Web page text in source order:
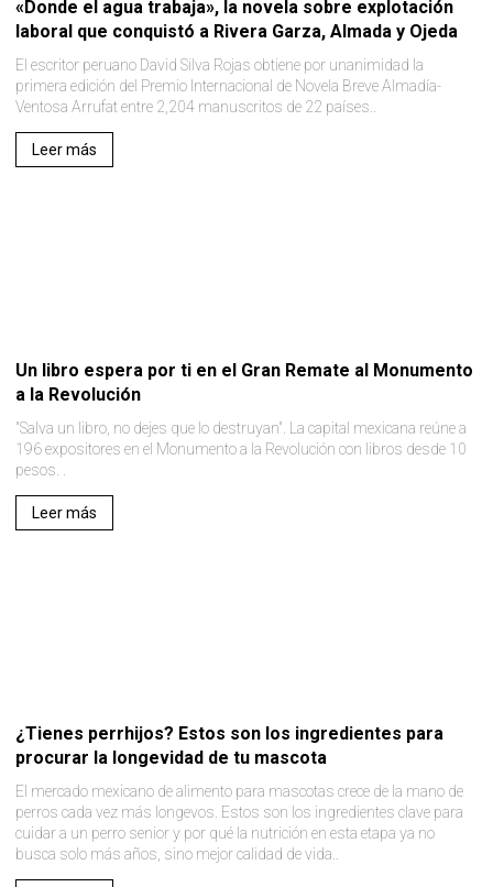
«Donde el agua trabaja», la novela sobre explotación
laboral que conquistó a Rivera Garza, Almada y Ojeda
El escritor peruano David Silva Rojas obtiene por unanimidad la
primera edición del Premio Internacional de Novela Breve Almadía-
Ventosa Arrufat entre 2,204 manuscritos de 22 países..
Leer más
Un libro espera por ti en el Gran Remate al Monumento
a la Revolución
"Salva un libro, no dejes que lo destruyan". La capital mexicana reúne a
196 expositores en el Monumento a la Revolución con libros desde 10
pesos. .
Leer más
¿Tienes perrhijos? Estos son los ingredientes para
procurar la longevidad de tu mascota
El mercado mexicano de alimento para mascotas crece de la mano de
perros cada vez más longevos. Estos son los ingredientes clave para
cuidar a un perro senior y por qué la nutrición en esta etapa ya no
busca solo más años, sino mejor calidad de vida..